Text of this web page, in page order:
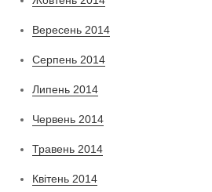
Вересень 2014
Серпень 2014
Липень 2014
Червень 2014
Травень 2014
Квітень 2014